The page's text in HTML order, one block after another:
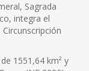
Sagrada
integra el
1551,64 km² y